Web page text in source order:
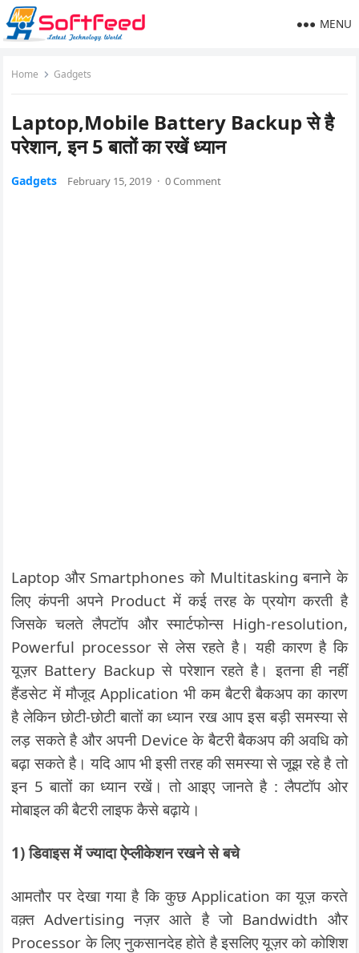
MENU
Home Gadgets
Laptop,Mobile Battery Backup से है
परेशान, इन 5 बातों का रखें ध्यान
Gadgets February 15, 2019 · 0 Comment
Laptop और Smartphones को Multitasking बनाने के
लिए कंपनी अपने Product में कई तरह के प्रयोग करती है
जिसके चलते लैपटॉप और स्मार्टफोन्स High-resolution,
Powerful processor से लेस रहते है। यही कारण है कि
यूज़र Battery Backup से परेशान रहते है। इतना ही नहीं
हैंडसेट में मौजूद Application भी कम बैटरी बैकअप का कारण
है लेकिन छोटी-छोटी बातों का ध्यान रख आप इस बड़ी समस्या से
लड़ सकते है और अपनी Device के बैटरी बैकअप की अवधि को
बढ़ा सकते है। यदि आप भी इसी तरह की समस्या से जूझ रहे है तो
इन 5 बातों का ध्यान रखें। तो आइए जानते है : लैपटॉप ओर
मोबाइल की बैटरी लाइफ कैसे बढ़ाये।
1) डिवाइस में ज्यादा ऐप्लीकेशन रखने से बचे
आमतौर पर देखा गया है कि कुछ Application का यूज़ करते
वक़्त Advertising नज़र आते है जो Bandwidth और
Processor के लिए नुकसानदेह होते है इसलिए यूज़र को कोशिश